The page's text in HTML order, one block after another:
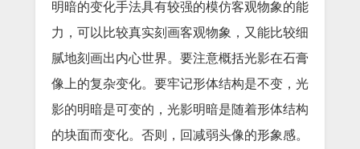
明暗的变化手法具有较强的模仿客观物象的能
力，可以比较真实刻画客观物象，又能比较细
腻地刻画出内心世界。要注意概括光影在石膏
像上的复杂变化。要牢记形体结构是不变，光
影的明暗是可变的，光影明暗是随着形体结构
的块面而变化。否则，回减弱头像的形象感。